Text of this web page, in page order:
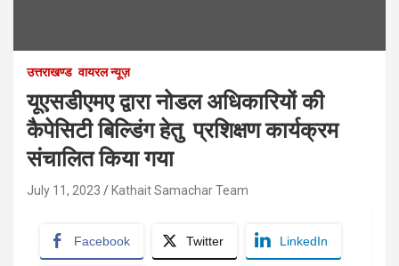
उत्तराखण्ड वायरल न्यूज़
यूएसडीएमए द्वारा नोडल अधिकारियों की
कैपेसिटी बिल्डिंग हेतु प्रशिक्षण कार्यक्रम
संचालित किया गया
July 11, 2023 Kathait Samachar Team
Facebook Twitter LinkedIn